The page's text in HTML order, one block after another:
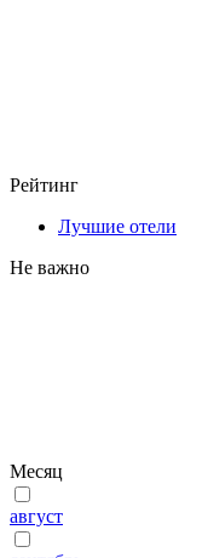
Рейтинг
Лучшие отели
Не важно
Месяц
август